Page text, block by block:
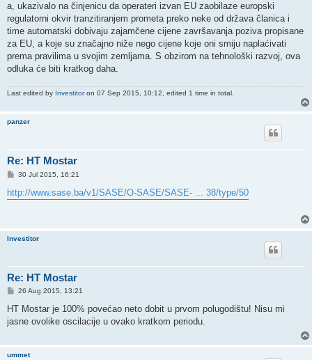
a, ukazivalo na činjenicu da operateri izvan EU zaobilaze europski
regulatorni okvir tranzitiranjem prometa preko neke od država članica i
time automatski dobivaju zajamčene cijene završavanja poziva propisane
za EU, a koje su značajno niže nego cijene koje oni smiju naplaćivati
prema pravilima u svojim zemljama. S obzirom na tehnološki razvoj, ova
odluka će biti kratkog daha.
Last edited by Investitoron 07 Sep 2015, 10:12, edited 1 time in total.
panzer
Re: HT Mostar
P
s
t
30 Jul 2015, 16:21
http://www.sase.ba/v1/SASE/O-SASE/SASE- ... 38/type/50
Investitor
Re: HT Mostar
P
s
26 Aug 2015, 13:21
HT Mostar je 100% povećao neto dobit u prvom polugodištu! Nisu mi
jasne ovolike oscilacije u ovako kratkom periodu.
ummet